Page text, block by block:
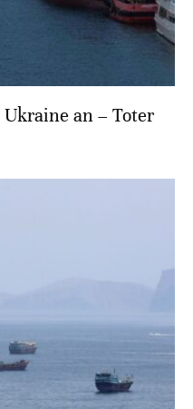
an – Toter